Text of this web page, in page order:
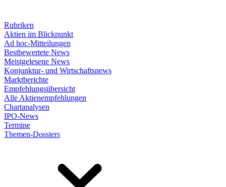
Rubriken
Aktien im Blickpunkt
Ad hoc-Mitteilungen
Bestbewertete News
Meistgelesene News
Konjunktur- und Wirtschaftsnews
Marktberichte
Empfehlungsübersicht
Alle Aktienempfehlungen
Chartanalysen
IPO-News
Termine
Themen-Dossiers